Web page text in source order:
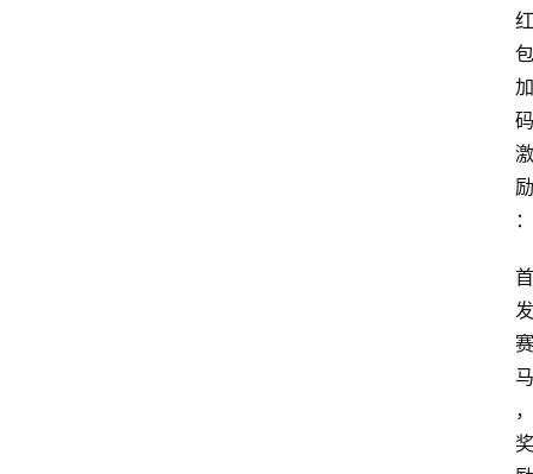
红
包
加
码
激
励
：
首
发
赛
马
，
奖